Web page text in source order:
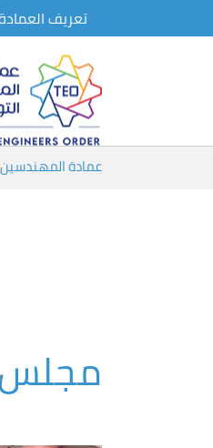
Skip to main content
تعريف
You are here:
عمادة
مجلس